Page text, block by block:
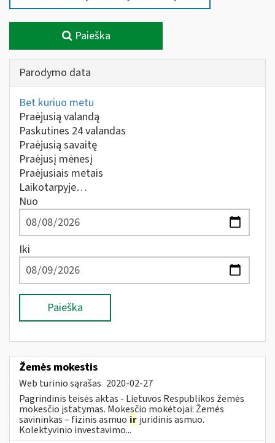
Paieška
Parodymo data
Bet kuriuo metu
Praėjusią valandą
Paskutines 24 valandas
Praėjusią savaitę
Praėjusį mėnesį
Praėjusiais metais
Laikotarpyje…
Nuo
Iki
Paieška
Žemės mokestis
Web turinio sąrašas 2020-02-27
Pagrindinis teisės aktas - Lietuvos Respublikos žemės
mokesčio įstatymas. Mokesčio mokėtojai: Žemės
savininkas – fizinis asmuo ir juridinis asmuo.
Kolektyvinio investavimo...